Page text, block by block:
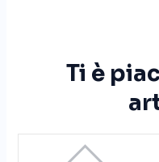
Ti è